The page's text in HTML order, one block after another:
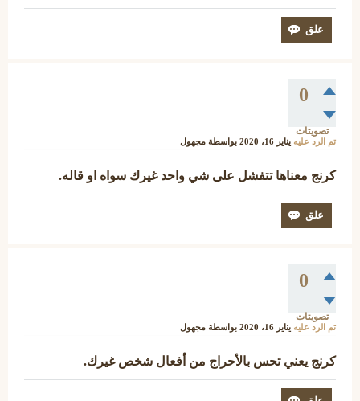
0
تصويتات
تم الرد عليه يناير 16، 2020 بواسطة مجهول
كرنج معناها تتفشل على شي واحد غيرك سواه او قاله.
0
تصويتات
تم الرد عليه يناير 16، 2020 بواسطة مجهول
كرنج يعني تحس بالأحراج من أفعال شخص غيرك.